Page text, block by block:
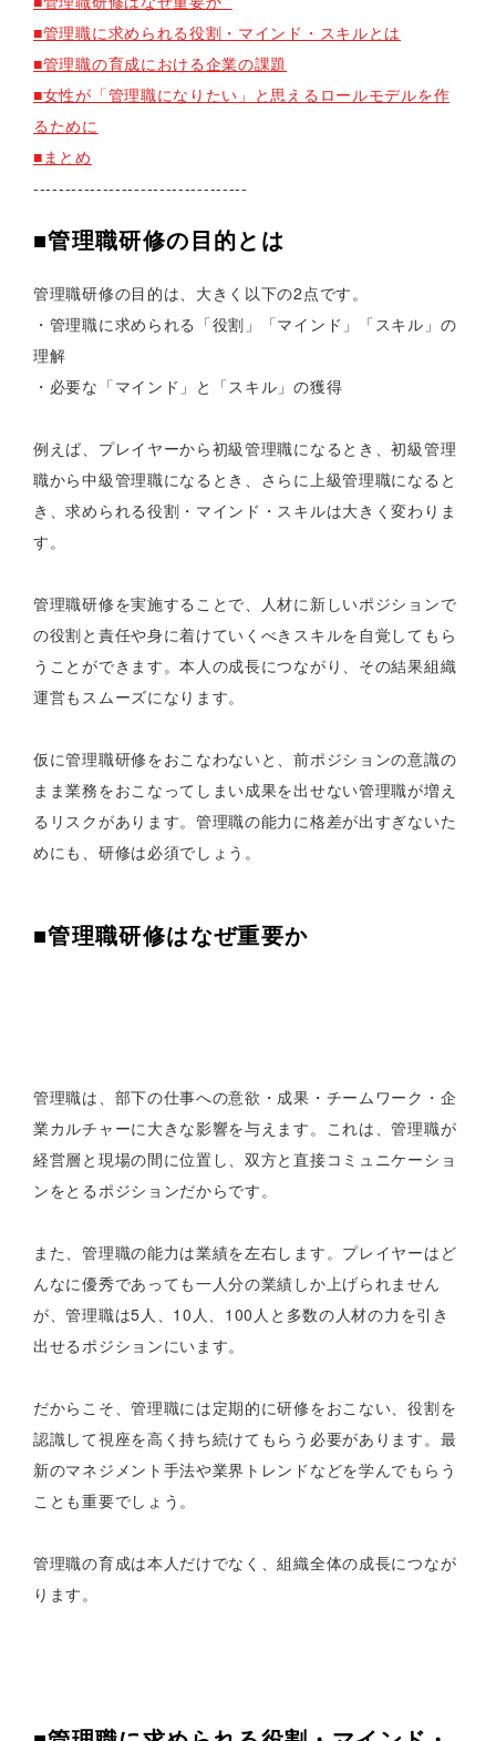
■管理職に求められる役割・マインド・スキルとは
■管理職の育成における企業の課題
■女性が「管理職になりたい」と思えるロールモデルを作
るために
■まとめ
----------------------------------
■管理職研修の目的とは
管理職研修の目的は、大きく以下の2点です。
・管理職に求められる「役割」「マインド」「スキル」の
理解
・必要な「マインド」と「スキル」の獲得
例えば、プレイヤーから初級管理職になるとき、初級管理
職から中級管理職になるとき、さらに上級管理職になると
き、求められる役割・マインド・スキルは大きく変わりま
す。
管理職研修を実施することで、人材に新しいポジションで
の役割と責任や身に着けていくべきスキルを自覚してもら
うことができます。本人の成長につながり、その結果組織
運営もスムーズになります。
仮に管理職研修をおこなわないと、前ポジションの意識の
まま業務をおこなってしまい成果を出せない管理職が増え
るリスクがあります。管理職の能力に格差が出すぎないた
めにも、研修は必須でしょう。
■管理職研修はなぜ重要か
管理職は、部下の仕事への意欲・成果・チームワーク・企
業カルチャーに大きな影響を与えます。これは、管理職が
経営層と現場の間に位置し、双方と直接コミュニケーショ
ンをとるポジションだからです。
また、管理職の能力は業績を左右します。プレイヤーはど
んなに優秀であっても一人分の業績しか上げられません
が、管理職は5人、10人、100人と多数の人材の力を引き
出せるポジションにいます。
だからこそ、管理職には定期的に研修をおこない、役割を
認識して視座を高く持ち続けてもらう必要があります。最
新のマネジメント手法や業界トレンドなどを学んでもらう
ことも重要でしょう。
管理職の育成は本人だけでなく、組織全体の成長につなが
ります。